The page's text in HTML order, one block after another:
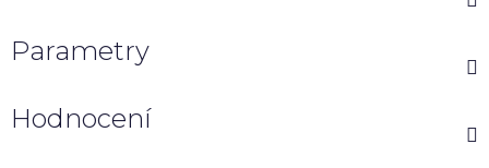
Parametry
Hodnocení